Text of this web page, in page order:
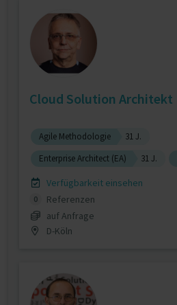
Cloud Solution Architekt
Agile Methodologie
31 J.
Enterprise Architect (EA)
31 J.
Verfügbarkeit einsehen
0
Referenzen
auf Anfrage
D-Köln